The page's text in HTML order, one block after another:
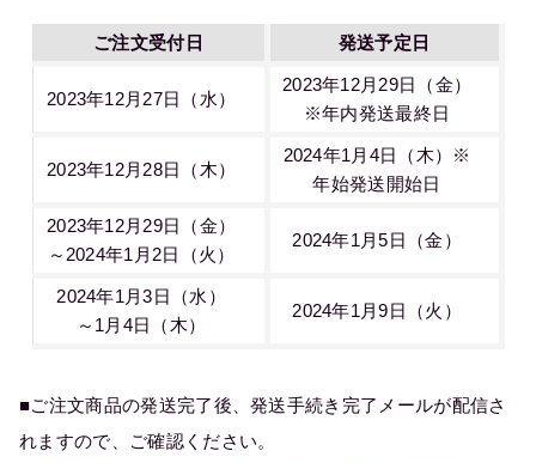
ご注文受付日 発送予定日
2023年12月27日（水）
2023年12月29日（金）
※年内発送最終日
2023年12月28日（木）
2024年1月4日（木）※
年始発送開始日
2023年12月29日（金）
～2024年1月2日（火）
2024年1月5日（金）
2024年1月3日（水）
～1月4日（木）
2024年1月9日（火）
■ご注文商品の発送完了後、発送手続き完了メールが配信さ
れますので、ご確認ください。